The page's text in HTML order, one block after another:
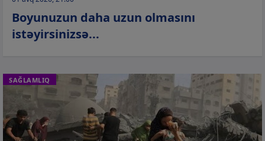
Boyunuzun daha uzun olmasını
istəyirsinizsə...
SAĞLAMLIQ